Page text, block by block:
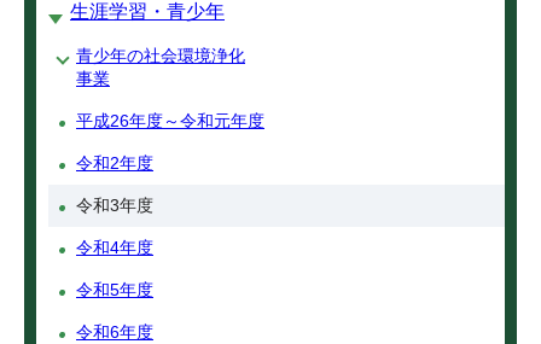
生涯学習・青少年
青少年の社会環境浄化
事業
平成26年度～令和元年度
令和2年度
令和3年度
令和4年度
令和5年度
令和6年度